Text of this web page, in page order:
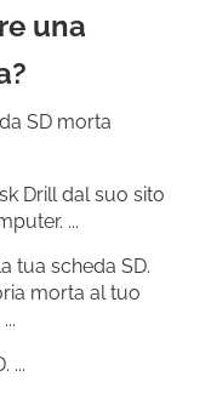
una
SD morta
Drill dal suo sito
...
tua scheda SD.
morta al tuo
...